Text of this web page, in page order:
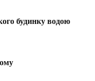
будинку водою